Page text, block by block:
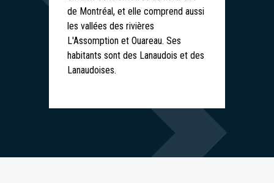
de Montréal, et elle comprend aussi
les vallées des rivières
L'Assomption et Ouareau. Ses
habitants sont des Lanaudois et des
Lanaudoises.